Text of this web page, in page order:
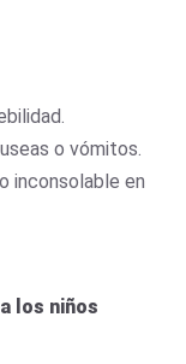
o vómitos.
inconsolable en
los niños